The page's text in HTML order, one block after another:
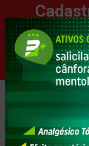
E seja o primeiro a
Avenida das